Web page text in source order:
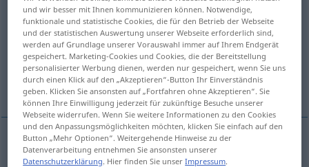
faza
Übersicht aller Übersetzungen
(Für mehr Details die Übersetzung anklicken/antippen)
Phase
Phasef faza
und wir besser mit Ihnen kommunizieren können. Notwendige,
funktionale und statistische Cookies, die für den Betrieb der Webseite
und der statistischen Auswertung unserer Webseite erforderlich sind,
werden auf Grundlage unserer Vorauswahl immer auf Ihrem Endgerät
gespeichert. Marketing-Cookies und Cookies, die der Bereitstellung
personalisierter Werbung dienen, werden nur gespeichert, wenn Sie uns
durch einen Klick auf den „Akzeptieren“-Button Ihr Einverständnis
geben. Klicken Sie ansonsten auf „Fortfahren ohne Akzeptieren“. Sie
können Ihre Einwilligung jederzeit für zukünftige Besuche unserer
Webseite widerrufen. Wenn Sie weitere Informationen zu den Cookies
und den Anpassungsmöglichkeiten möchten, klicken Sie einfach auf den
Button „Mehr Optionen“. Weitergehende Hinweise zu der
Datenverarbeitung entnehmen Sie ansonsten unserer
Datenschutzerklärung. Hier finden Sie unserImpressum.